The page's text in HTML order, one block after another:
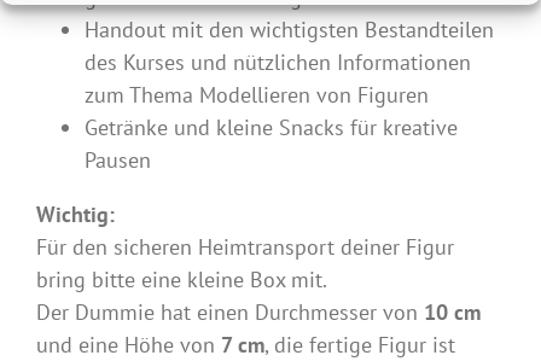
Handout mit den wichtigsten Bestandteilen
des Kurses und nützlichen Informationen
zum Thema Modellieren von Figuren
Getränke und kleine Snacks für kreative
Pausen
Wichtig:
Für den sicheren Heimtransport deiner Figur
bring bitte eine kleine Box mit.
Der Dummie hat einen Durchmesser von 10 cm
und eine Höhe von 7 cm, die fertige Figur ist